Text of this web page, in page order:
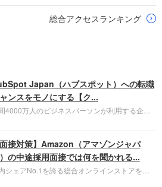
総合アクセスランキング
Japan（ハブスポット）への転職
ンスをモノにする【ク...
4000万人のビジネスパーソンが利用する企業
めするイチオシ企業をご紹介します。今回はク
ウド型CRMプラットフォームを提供する
Japan（ハブスポット・ジャパン）株式会
す。採用面接対策の企業研究にご活用くださ
面接対策】Amazon（アマゾンジャパ
の中途採用面接では何を聞かれる...
シェアNo.1を誇る総合オンラインストアを運